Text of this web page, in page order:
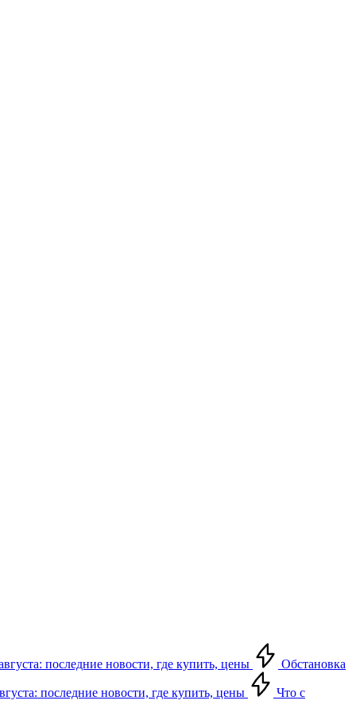
последние новости, где купить, цены Обстановка
последние новости, где купить, цены Что с